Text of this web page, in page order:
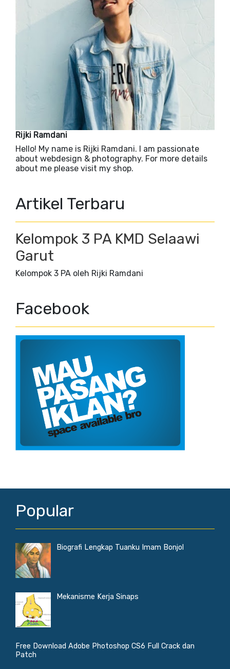
Rijki Ramdani
Hello! My name is Rijki Ramdani. I am passionate
about webdesign & photography. For more details
about me please visit my shop.
Artikel Terbaru
Kelompok 3 PA KMD Selaawi
Garut
Kelompok 3 PA oleh Rijki Ramdani
Facebook
Popular
Biografi Lengkap Tuanku Imam Bonjol
Mekanisme Kerja Sinaps
Free Download Adobe Photoshop CS6 Full Crack dan
Patch